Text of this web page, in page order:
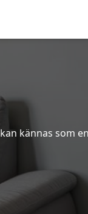
kännas som